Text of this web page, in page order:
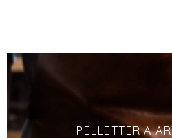
PELLETTERIA